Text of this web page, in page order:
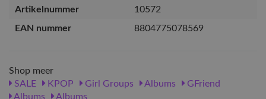
Artikelnummer
10572
EAN nummer
8804775078569
Shop meer
SALE
KPOP Girl Groups Albums
GFriend
Albums
Albums